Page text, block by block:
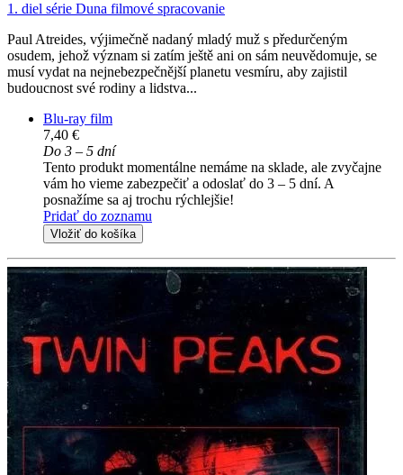
1. diel série Duna filmové spracovanie
Paul Atreides, výjimečně nadaný mladý muž s předurčeným
osudem, jehož význam si zatím ještě ani on sám neuvědomuje, se
musí vydat na nejnebezpečnější planetu vesmíru, aby zajistil
budoucnost své rodiny a lidstva...
Blu-ray film
7,40 €
Do 3 – 5 dní
Tento produkt momentálne nemáme na sklade, ale zvyčajne
vám ho vieme zabezpečiť a odoslať do 3 – 5 dní. A
posnažíme sa aj trochu rýchlejšie!
Pridať do zoznamu
Vložiť do košíka